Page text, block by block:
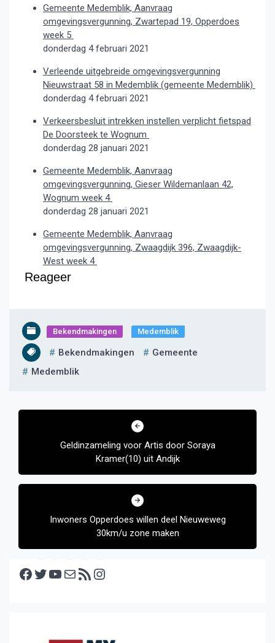
Gemeente Medemblik, Aanvraag
omgevingsvergunning, Zwartepad 19, Opperdoes
week 5
donderdag 4 februari 2021
Verleende uitgebreide omgevingsvergunning
Nieuwstraat 58 in Medemblik (gemeente Medemblik)
donderdag 4 februari 2021
Verkeersbesluit intrekken instellen verplicht fietspad
De Doorsteek te Wognum
donderdag 28 januari 2021
Gemeente Medemblik, Aanvraag
omgevingsvergunning, Gieser Wildemanlaan 42,
Wognum week 4
donderdag 28 januari 2021
Gemeente Medemblik, Aanvraag
omgevingsvergunning, Zwaagdijk 396, Zwaagdijk-
West week 4
Reageer
Bekendmakingen Medemblik
Bekendmakingen
Gemeente
Medemblik
Bericht
Geldinzameling voor Artis door Soraya
Kramer(10) uit Andijk
Inwoners Opperdoes willen deel Nieuweweg
30km/u zone maken
Facebook Twitter YouTube E-mail RSS feed